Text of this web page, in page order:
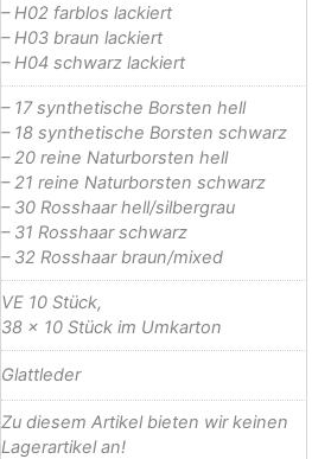
– H02 farblos lackiert
– H03 braun lackiert
– H04 schwarz lackiert
– 17 synthetische Borsten hell
– 18 synthetische Borsten schwarz
– 20 reine Naturborsten hell
– 21 reine Naturborsten schwarz
– 30 Rosshaar hell/silbergrau
– 31 Rosshaar schwarz
– 32 Rosshaar braun/mixed
VE 10 Stück,
38 x 10 Stück im Umkarton
Glattleder
Zu diesem Artikel bieten wir keinen
Lagerartikel an!